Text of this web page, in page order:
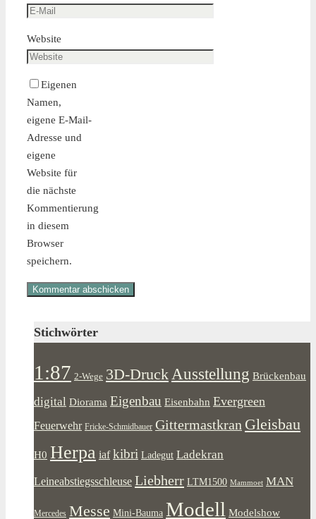
Website
Eigenen
Namen,
eigene E-Mail-
Adresse und
eigene
Website für
die nächste
Kommentierung
in diesem
Browser
speichern.
Stichwörter
1:87 2-Wege 3D-DruckAusstellung Brückenbau
digital Diorama Eigenbau Eisenbahn Evergreen
Feuerwehr Fricke-Schmidbauer Gittermastkran Gleisbau
H0 Herpa iaf kibri Ladegut Ladekran
Leineabstiegsschleuse Liebherr LTM1500 Mammoet MAN
Mercedes Messe Mini-Bauma Modell Modelshow